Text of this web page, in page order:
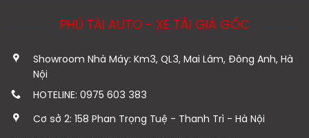
PHÚ TÀI AUTO - XE TẢI GIÁ GỐC
Showroom Nhà Máy: Km3, QL3, Mai Lâm, Đông Anh, Hà
Nội
HOTELINE: 0975 603 383
Cơ sở 2: 158 Phan Trọng Tuệ - Thanh Trì - Hà Nội